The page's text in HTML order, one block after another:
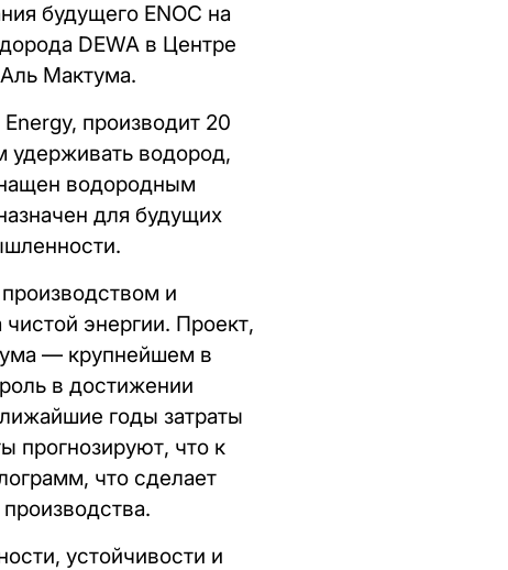
будущего ENOC на
DEWA в Центре
Мактума.
производит 20
удерживать водород,
водородным
для будущих
и
энергии. Проект,
— крупнейшем в
в достижении
годы затраты
прогнозируют, что к
что сделает
устойчивости и